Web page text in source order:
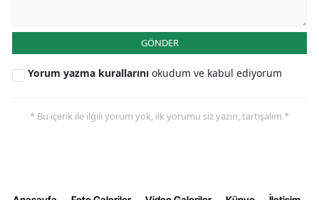
GÖNDER
Yorum yazma kurallarını okudum ve kabul ediyorum
* Bu içerik ile ilgili yorum yok, ilk yorumu siz yazın, tartışalım *